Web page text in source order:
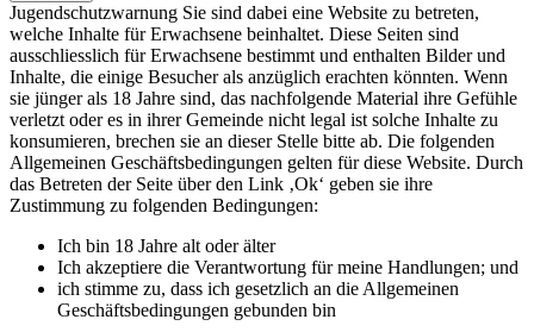
Jugendschutzwarnung Sie sind dabei eine Website zu betreten,
welche Inhalte für Erwachsene beinhaltet. Diese Seiten sind
ausschliesslich für Erwachsene bestimmt und enthalten Bilder und
Inhalte, die einige Besucher als anzüglich erachten könnten. Wenn
sie jünger als 18 Jahre sind, das nachfolgende Material ihre Gefühle
verletzt oder es in ihrer Gemeinde nicht legal ist solche Inhalte zu
konsumieren, brechen sie an dieser Stelle bitte ab. Die folgenden
Allgemeinen Geschäftsbedingungen gelten für diese Website. Durch
das Betreten der Seite über den Link ‚Ok‘ geben sie ihre
Zustimmung zu folgenden Bedingungen:
Ich bin 18 Jahre alt oder älter
Ich akzeptiere die Verantwortung für meine Handlungen; und
ich stimme zu, dass ich gesetzlich an die Allgemeinen
Geschäftsbedingungen gebunden bin